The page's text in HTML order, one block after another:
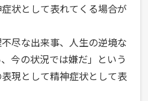
状として表れてくる場合が
尽な出来事、人生の逆境な
今の状況では嫌だ」という
現として精神症状として表